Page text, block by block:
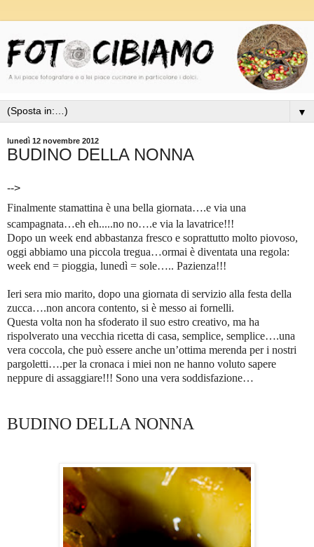
▼
lunedì 12 novembre 2012
BUDINO DELLA NONNA
-->
Finalmente stamattina è una bella giornata….e via una
scampagnata…eh eh.....no no….e via la lavatrice!!!
Dopo un week end abbastanza fresco e soprattutto molto piovoso,
oggi abbiamo una piccola tregua…ormai è diventata una regola:
week end = pioggia, lunedì = sole….. Pazienza!!!
Ieri sera mio marito, dopo una giornata di servizio alla festa della
zucca….non ancora contento, si è messo ai fornelli.
Questa volta non ha sfoderato il suo estro creativo, ma ha
rispolverato una vecchia ricetta di casa, semplice, semplice….una
vera coccola, che può essere anche un’ottima merenda per i nostri
pargoletti….per la cronaca i miei non ne hanno voluto sapere
neppure di assaggiare!!! Sono una vera soddisfazione…
BUDINO DELLA NONNA